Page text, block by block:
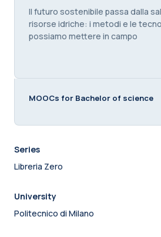
Course summary text:
Il futuro sostenibile passa dalla
risorse idriche: i metodi e le
possiamo mettere in campo
MOOCs for Bachelor of science
Series
Libreria Zero
University
Politecnico di Milano